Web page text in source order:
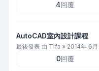
4回覆
AutoCAD室內設計課程
最後發表 由 Tifa » 2014年 6
0回覆